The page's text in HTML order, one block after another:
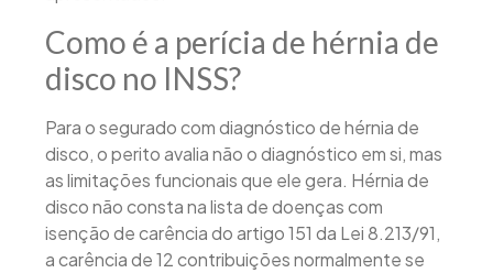
Como é a perícia de hérnia de
disco no INSS?
Para o segurado com diagnóstico de hérnia de
disco, o perito avalia não o diagnóstico em si, mas
as limitações funcionais que ele gera. Hérnia de
disco não consta na lista de doenças com
isenção de carência do artigo 151 da Lei 8.213/91,
a carência de 12 contribuições normalmente se